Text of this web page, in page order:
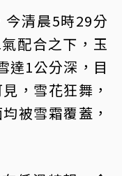
清晨5時29分
配合之下，玉
達1公分深，目
，雪花狂舞，
被雪霜覆蓋，